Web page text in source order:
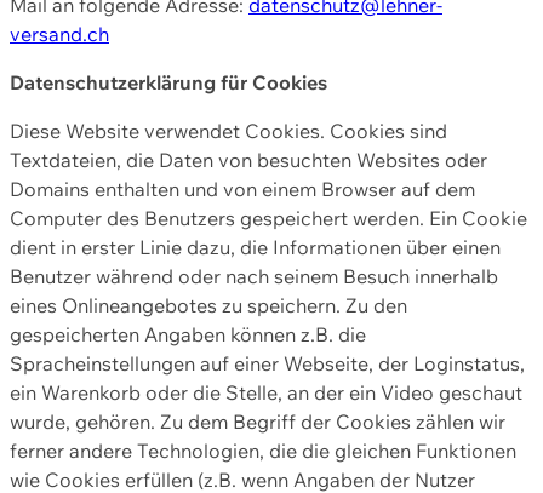
versand.ch
Datenschutzerklärung für Cookies
Diese Website verwendet Cookies. Cookies sind
Textdateien, die Daten von besuchten Websites oder
Domains enthalten und von einem Browser auf dem
Computer des Benutzers gespeichert werden. Ein Cookie
dient in erster Linie dazu, die Informationen über einen
Benutzer während oder nach seinem Besuch innerhalb
eines Onlineangebotes zu speichern. Zu den
gespeicherten Angaben können z.B. die
Spracheinstellungen auf einer Webseite, der Loginstatus,
ein Warenkorb oder die Stelle, an der ein Video geschaut
wurde, gehören. Zu dem Begriff der Cookies zählen wir
ferner andere Technologien, die die gleichen Funktionen
wie Cookies erfüllen (z.B. wenn Angaben der Nutzer